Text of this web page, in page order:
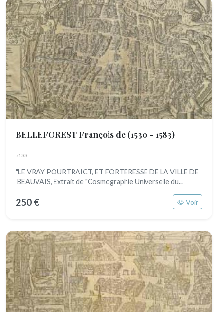
BELLEFOREST François de (1530 - 1583)
7133
"LE VRAY POURTRAICT, ET FORTERESSE DE LA VILLE DE
BEAUVAIS, Extrait de "Cosmographie Universelle du...
250 € Voir